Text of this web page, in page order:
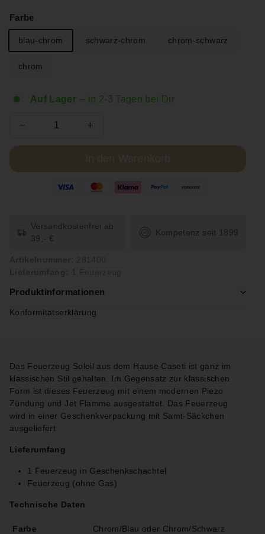
Farbe
blau-chrom schwarz-chrom chrom-schwarz
chrom
Auf Lager – in 2-3 Tagen bei Dir
− +
Versandkostenfrei ab
39,- €
Kompetenz seit 1899
Produktinformationen
Konformitätserklärung
Das Feuerzeug Soleil aus dem Hause Caseti ist ganz im
klassischen Stil gehalten. Im Gegensatz zur klassischen
Form ist dieses Feuerzeug mit einem modernen Piezo
Zündung und Jet Flamme ausgestattet. Das Feuerzeug
wird in einer Geschenkverpackung mit Samt-Säckchen
ausgeliefert.
Lieferumfang
1 Feuerzeug in Geschenkschachtel
Feuerzeug (ohne Gas)
Technische Daten
Farbe
Chrom/Blau oder Chrom/Schwarz